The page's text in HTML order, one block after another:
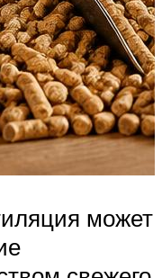
может